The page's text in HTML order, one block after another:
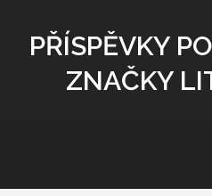
PŘÍSPĚVKY
ZNAČKY